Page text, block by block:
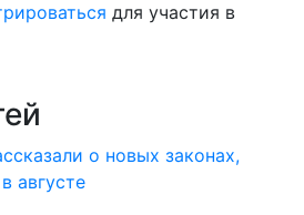
для участия в